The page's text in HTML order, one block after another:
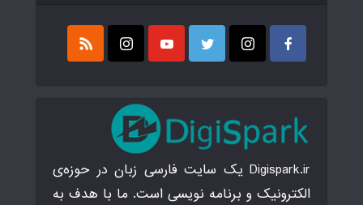
Digispark.ir یک سایت فارسی زبان در حوزه‌ی
الکترونیک و برنامه نویسی است. ما با هدف به